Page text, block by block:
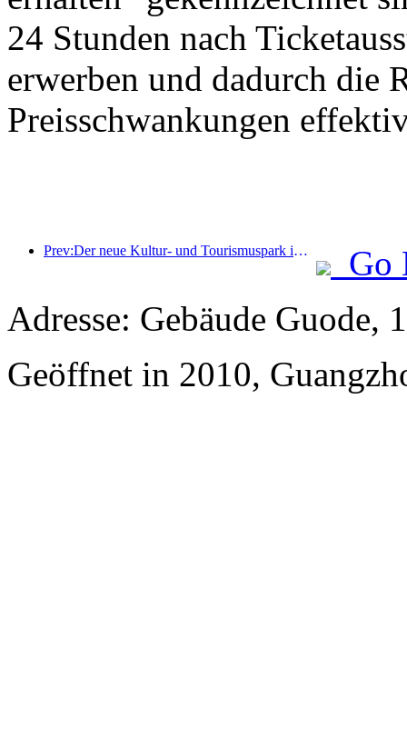
24 Stunden nach
erwerben und dadurch die
Preisschwankungen
Prev:Der neue Kultur- und Tourismuspark im Pekinger Unterzentrum, der Pinnacle Park, wird dieses Jahr offiziell eröffnet.
Go
Adresse: Gebäude Guode,
Geöffnet in 2010,